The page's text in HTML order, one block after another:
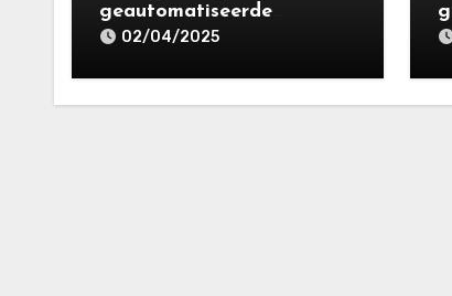
geautomatiseerde
besluitvorming en
tussenstand
02/04/2025